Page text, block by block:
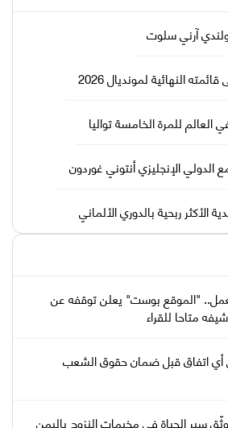
آرني سلوت
النهائية لمونديال 2026
العالم للمرة الخامسة تواليا
الدولي الإنجليزي أنتوني غوردون
الأكثر ربحية بالدوري الألماني
"الموقع بوست" يعلن توقفه عن
متاحا للقراء
أي اتفاق قبل ضمان حقوق الشعب
سير الحياة في مخيمات النزوح باليمن